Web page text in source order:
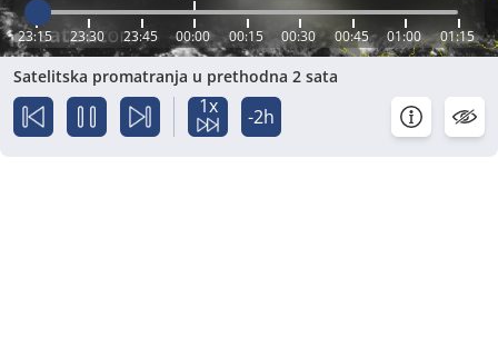
23:15 23:30 23:45 00:00 00:15 00:30 00:45 01:00 01:15
Satelitska promatranja u prethodna 2 sata
1x -2h